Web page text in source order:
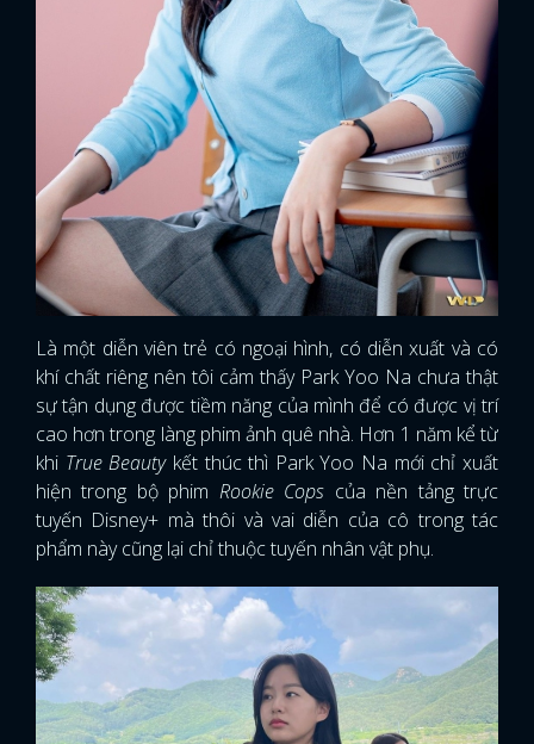
FACEBOOK GOOGLE
Là một diễn viên trẻ có ngoại hình, có diễn xuất và có
khí chất riêng nên tôi cảm thấy Park Yoo Na chưa thật
sự tận dụng được tiềm năng của mình để có được vị trí
cao hơn trong làng phim ảnh quê nhà. Hơn 1 năm kể từ
khi True Beautykết thúc thì Park Yoo Na mới chỉ xuất
hiện trong bộ phim Rookie Cops của nền tảng trực
tuyến Disney+ mà thôi và vai diễn của cô trong tác
phẩm này cũng lại chỉ thuộc tuyến nhân vật phụ.